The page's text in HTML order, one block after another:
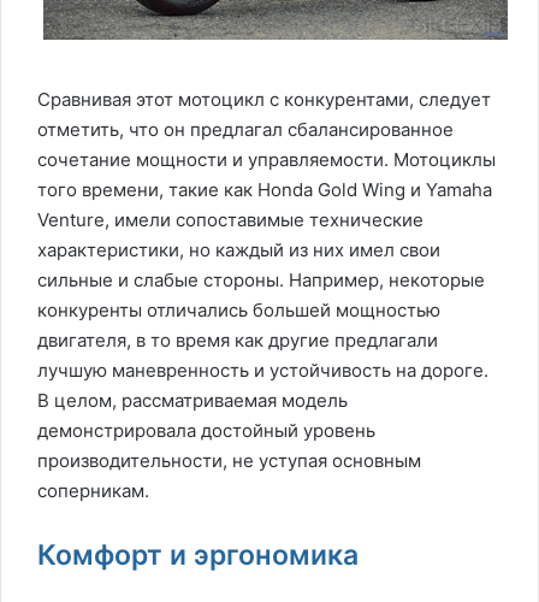
Сравнивая этот мотоцикл с конкурентами, следует
отметить, что он предлагал сбалансированное
сочетание мощности и управляемости. Мотоциклы
того времени, такие как Honda Gold Wing и Yamaha
Venture, имели сопоставимые технические
характеристики, но каждый из них имел свои
сильные и слабые стороны. Например, некоторые
конкуренты отличались большей мощностью
двигателя, в то время как другие предлагали
лучшую маневренность и устойчивость на дороге.
В целом, рассматриваемая модель
демонстрировала достойный уровень
производительности, не уступая основным
соперникам.
Комфорт и эргономика